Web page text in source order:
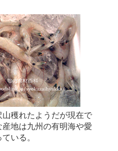
穫れたようだが現在で
地は九州の有明海や愛
いる。